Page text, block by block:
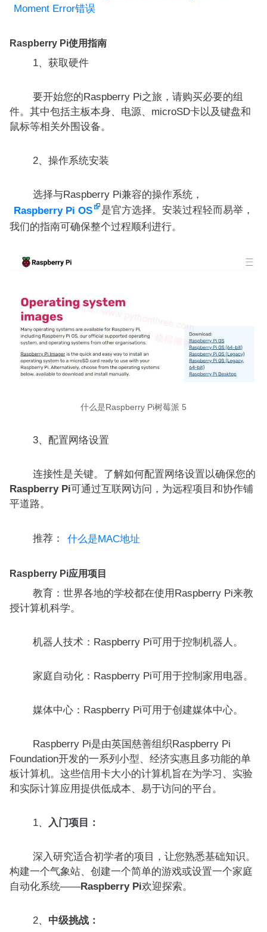
Moment Error错误
Raspberry Pi使用指南
1、获取硬件
要开始您的Raspberry Pi之旅，请购买必要的组
件。其中包括主板本身、电源、microSD卡以及键盘和
鼠标等相关外围设备。
2、操作系统安装
选择与Raspberry Pi兼容的操作系统，
Raspberry Pi OS
是官方选择。安装过程轻而易举，
我们的指南可确保整个过程顺利进行。
什么是Raspberry Pi树莓派 5
3、配置网络设置
连接性是关键。了解如何配置网络设置以确保您的
Raspberry Pi可通过互联网访问，为远程项目和协作铺
平道路。
推荐： 什么是MAC地址
Raspberry Pi应用项目
教育：世界各地的学校都在使用Raspberry Pi来教
授计算机科学。
机器人技术：Raspberry Pi可用于控制机器人。
家庭自动化：Raspberry Pi可用于控制家用电器。
媒体中心：Raspberry Pi可用于创建媒体中心。
Raspberry Pi是由英国慈善组织Raspberry Pi
Foundation开发的一系列小型、经济实惠且多功能的单
板计算机。这些信用卡大小的计算机旨在为学习、实验
和实际计算应用提供低成本、易于访问的平台。
1、 入门项目：
深入研究适合初学者的项目，让您熟悉基础知识。
构建一个气象站、创建一个简单的游戏或设置一个家庭
自动化系统——Raspberry Pi欢迎探索。
2、 中级挑战：